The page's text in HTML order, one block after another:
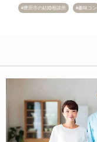
豊田市の結婚相談所 趣味コン